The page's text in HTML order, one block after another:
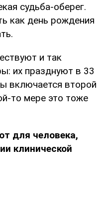
судьба-оберег.
как день рождения
и так
их празднуют в 33
включается второй
то мере это тоже
для человека,
клинической